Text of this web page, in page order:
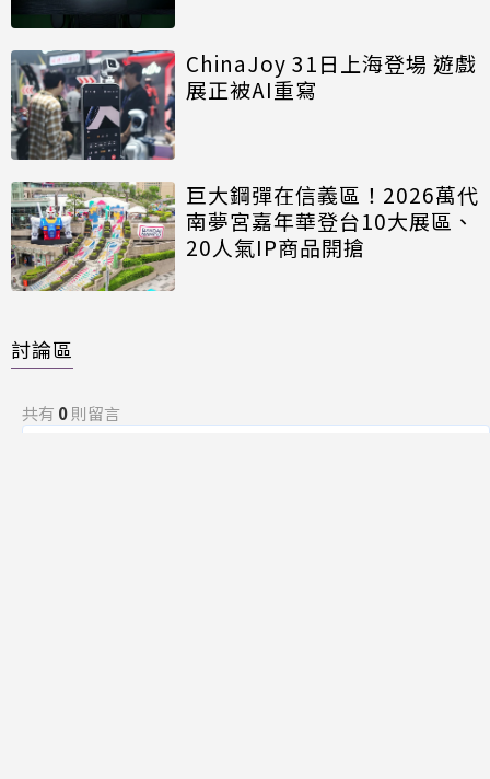
ChinaJoy 31日上海登場 遊戲
展正被AI重寫
巨大鋼彈在信義區！2026萬代
南夢宮嘉年華登台10大展區、
20人氣IP商品開搶
討論區
共有 0則留言